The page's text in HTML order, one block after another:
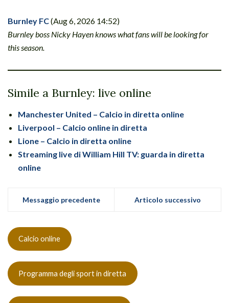
Burnley FC(Aug 6, 2026 14:52)
Burnley boss Nicky Hayen knows what fans will be looking for
this season.
Simile a Burnley: live online
Manchester United – Calcio in diretta online
Liverpool – Calcio online in diretta
Lione – Calcio in diretta online
Streaming live di William Hill TV: guarda in diretta
online
Messaggio precedente Articolo successivo
Calcio online
Programma degli sport in diretta